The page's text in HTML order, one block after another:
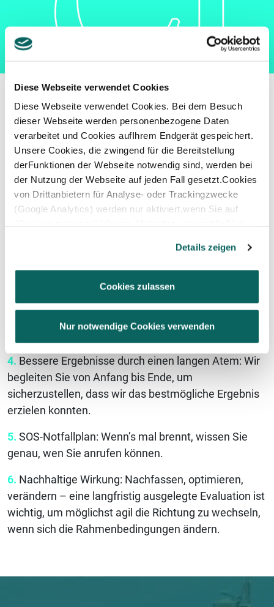
Diese Webseite verwendet Cookies
Diese Webseite verwendet Cookies. Bei dem Besuch
dieser Webseite werden personenbezogene Daten
verarbeitet und Cookies aufIhrem Endgerät gespeichert.
Unsere Cookies, die zwingend für die Bereitstellung
derFunktionen der Webseite notwendig sind, werden bei
der Nutzung der Webseite auf jeden Fall gesetzt.Cookies
von Drittanbietern für Analyse- oder Trackingzwecke
(Google Analytics) werden nur aktiviert,wenn Sie auf
Datenschutzerklärung—
Impressum.
Details zeigen
Cookies zulassen
Nur notwendige Cookies verwenden
6 GRÜNDE FÜR EINE
LANGFRISTIGE
ZUSAMMENARBEIT.
1.Ihr Berater kennt Ihre Voraussetzungen, Chancen
und Pain Points in- und auswendig und kann Sie bei
einmal Neues auszuprobieren und Risiken eingehen
Projekt von vorne beginnen.
4. Bessere Ergebnisse durch einen langen Atem: Wir
begleiten Sie von Anfang bis Ende, um
sicherzustellen, dass wir das bestmögliche Ergebnis
erzielen konnten.
5. SOS-Notfallplan: Wenn’s mal brennt, wissen Sie
genau, wen Sie anrufen können.
6. Nachhaltige Wirkung: Nachfassen, optimieren,
verändern – eine langfristig ausgelegte Evaluation ist
wichtig, um möglichst agil die Richtung zu wechseln,
wenn sich die Rahmenbedingungen ändern.